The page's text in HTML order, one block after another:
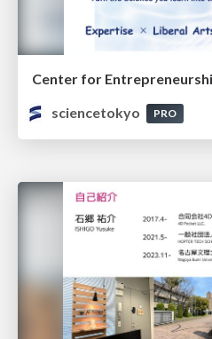
sciencetokyo
PRO